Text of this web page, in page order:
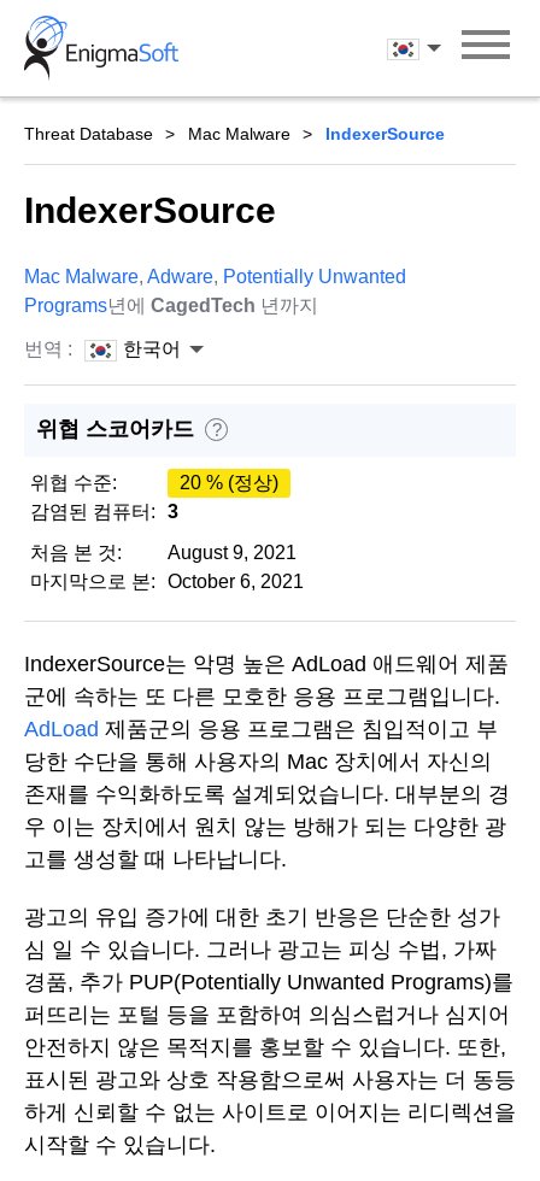
Skip
content
한국어
Threat Database Mac Malware IndexerSource
IndexerSource
Mac Malware, Adware, Potentially Unwanted
Programs년에 CagedTech 년까지
번역 : 한국어
위협 스코어카드 ?
위협 수준:
20 % (정상)
감염된 컴퓨터:
3
처음 본 것:
August 9, 2021
마지막으로 본:
October 6, 2021
IndexerSource는 악명 높은 AdLoad 애드웨어 제품
군에 속하는 또 다른 모호한 응용 프로그램입니다.
AdLoad 제품군의 응용 프로그램은 침입적이고 부
당한 수단을 통해 사용자의 Mac 장치에서 자신의
존재를 수익화하도록 설계되었습니다. 대부분의 경
우 이는 장치에서 원치 않는 방해가 되는 다양한 광
고를 생성할 때 나타납니다.
광고의 유입 증가에 대한 초기 반응은 단순한 성가
심 일 수 있습니다. 그러나 광고는 피싱 수법, 가짜
경품, 추가 PUP(Potentially Unwanted Programs)를
퍼뜨리는 포털 등을 포함하여 의심스럽거나 심지어
안전하지 않은 목적지를 홍보할 수 있습니다. 또한,
표시된 광고와 상호 작용함으로써 사용자는 더 동등
하게 신뢰할 수 없는 사이트로 이어지는 리디렉션을
시작할 수 있습니다.